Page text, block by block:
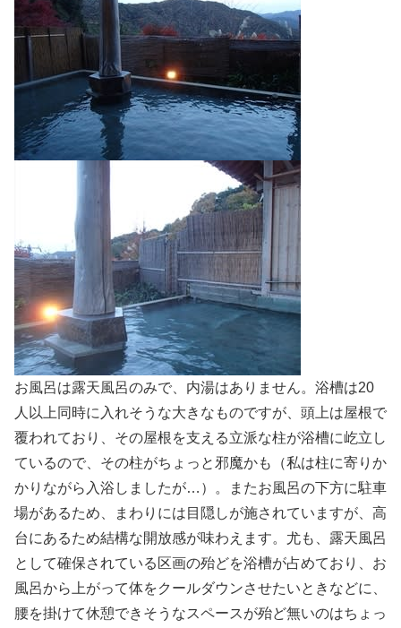
お風呂は露天風呂のみで、内湯はありません。浴槽は20
人以上同時に入れそうな大きなものですが、頭上は屋根で
覆われており、その屋根を支える立派な柱が浴槽に屹立し
ているので、その柱がちょっと邪魔かも（私は柱に寄りか
かりながら入浴しましたが…）。またお風呂の下方に駐車
場があるため、まわりには目隠しが施されていますが、高
台にあるため結構な開放感が味わえます。尤も、露天風呂
として確保されている区画の殆どを浴槽が占めており、お
風呂から上がって体をクールダウンさせたいときなどに、
腰を掛けて休憩できそうなスペースが殆ど無いのはちょっ